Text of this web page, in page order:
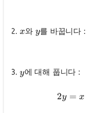
x
x와 y
y를 바꿉니다 :
y
y에 대해 풉니다 :
2y = x